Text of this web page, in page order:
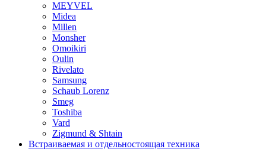
MEYVEL
Midea
Millen
Monsher
Omoikiri
Oulin
Rivelato
Samsung
Schaub Lorenz
Smeg
Toshiba
Vard
Zigmund & Shtain
Встраиваемая и отдельностоящая техника